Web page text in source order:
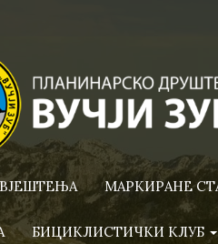
МАРКИРАНЕ
БИЦИКЛИСТИЧКИ КЛУБ